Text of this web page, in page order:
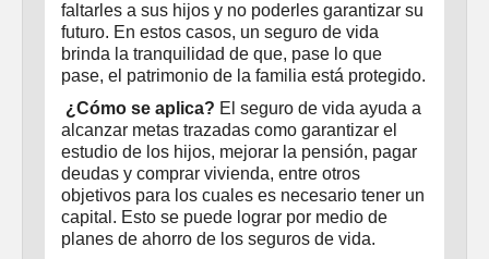
faltarles a sus hijos y no poderles garantizar su
futuro. En estos casos, un seguro de vida
brinda la tranquilidad de que, pase lo que
pase, el patrimonio de la familia está protegido.
¿Cómo se aplica? El seguro de vida ayuda a
alcanzar metas trazadas como garantizar el
estudio de los hijos, mejorar la pensión, pagar
deudas y comprar vivienda, entre otros
objetivos para los cuales es necesario tener un
capital. Esto se puede lograr por medio de
planes de ahorro de los seguros de vida.